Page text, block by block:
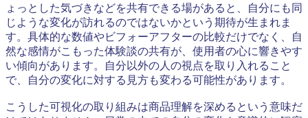
ょっとした気づきなどを共有できる場があると、自分にも同
じような変化が訪れるのではないかという期待が生まれま
す。具体的な数値やビフォーアフターの比較だけでなく、自
然な感情がこもった体験談の共有が、使用者の心に響きやす
い傾向があります。自分以外の人の視点を取り入れること
で、自分の変化に対する見方も変わる可能性があります。
こうした可視化の取り組みは商品理解を深めるという意味だ